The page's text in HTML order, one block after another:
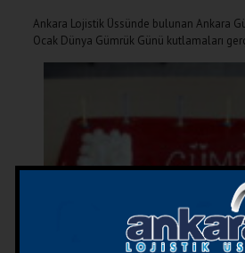
Ankara Lojistik Üssünde bulunan Ankara
Ocak Dünya Gümrük Günü kutlamaları